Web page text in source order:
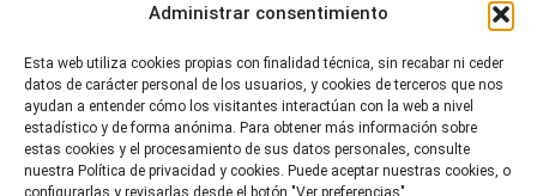
Administrar consentimiento
Esta web utiliza cookies propias con finalidad técnica, sin recabar ni ceder
datos de carácter personal de los usuarios, y cookies de terceros que nos
ayudan a entender cómo los visitantes interactúan con la web a nivel
estadístico y de forma anónima. Para obtener más información sobre
estas cookies y el procesamiento de sus datos personales, consulte
nuestra Política de privacidad y cookies. Puede aceptar nuestras cookies, o
configurarlas y revisarlas desde el botón "Ver preferencias".